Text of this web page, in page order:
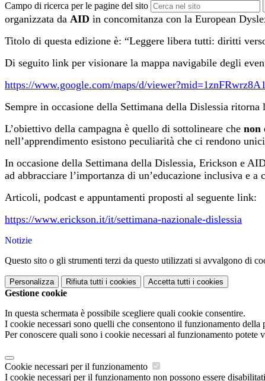
Campo di ricerca per le pagine del sito
organizzata da AID in concomitanza con la European
Titolo di questa edizione è: “Leggere libera tutti: diritti
Di seguito link per visionare la mappa navigabile degli
https://www.google.com/maps/d/
Sempre in occasione della Settimana della Dislessia ritorna
L’obiettivo della campagna è quello di sottolineare che non
nell’apprendimento esistono peculiarità che ci rendono
In occasione della Settimana della Dislessia, Erickson e
ad abbracciare l’importanza di un’educazione inclusiva e a
Articoli, podcast e appuntamenti proposti al seguente link:
https://www.erickson.it/it/settimana-nazionale-dislessia
Notizie
Questo sito o gli strumenti terzi da questo utilizzati si avvalgono di
Personalizza Rifiuta tutti i cookies Accetta tutti i cookies
Gestione cookie
In questa schermata è possibile scegliere quali cookie consentire.
I cookie necessari sono quelli che consentono il funzionamento
Per conoscere quali sono i cookie necessari al funzionamento potete
Cookie necessari per il funzionamento
I cookie necessari per il funzionamento non possono essere